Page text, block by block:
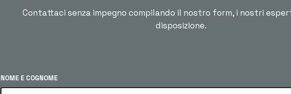
Contattaci senza impegno compilando il nostro form, i nostri
disposizione.
NOME E COGNOME